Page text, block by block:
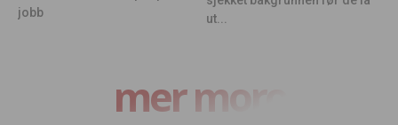
jobb
ut...
mer moro